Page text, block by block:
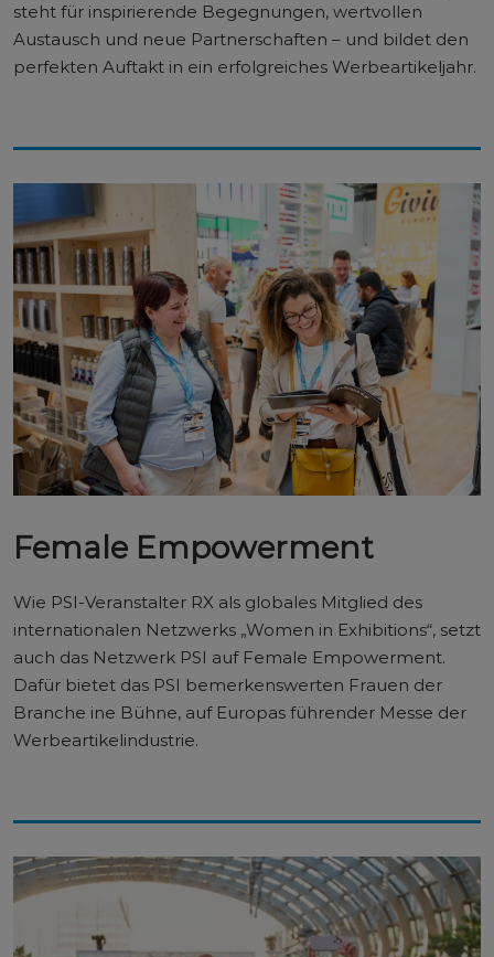
steht für inspirierende Begegnungen, wertvollen
Austausch und neue Partnerschaften – und bildet den
perfekten Auftakt in ein erfolgreiches Werbeartikeljahr.
Female Empowerment
Wie PSI-Veranstalter RX als globales Mitglied des
internationalen Netzwerks „Women in Exhibitions“, setzt
auch das Netzwerk PSI auf Female Empowerment.
Dafür bietet das PSI bemerkenswerten Frauen der
Branche ine Bühne, auf Europas führender Messe der
Werbeartikelindustrie.